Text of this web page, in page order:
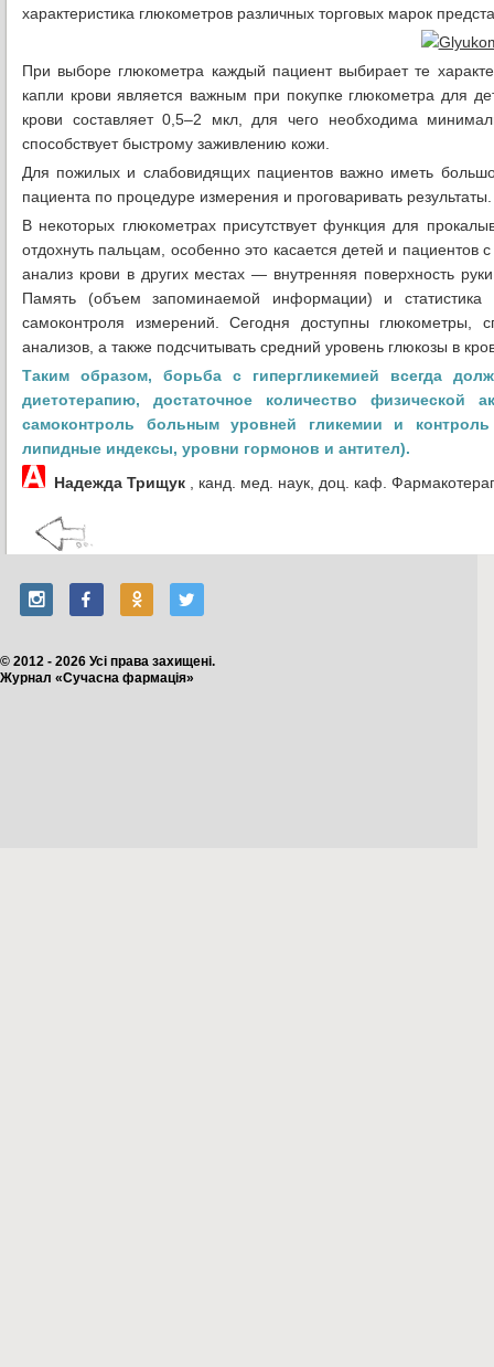
характеристика глюкометров различных торговых марок
При выборе глюкометра каждый пациент выбирает те
капли крови является важным при покупке глюкометра для
крови составляет 0,5–2 мкл, для чего необходима
способствует быстрому заживлению кожи.
Для пожилых и слабовидящих пациентов важно иметь
пациента по процедуре измерения и проговаривать результаты.
В некоторых глюкометрах присутствует функция для
отдохнуть пальцам, особенно это касается детей и
анализ крови в других местах — внутренняя поверхность
Память (объем запоминаемой информации) и
самоконтроля измерений. Сегодня доступны глюкометры,
анализов, а также подсчитывать средний уровень глюкозы в
Таким образом, борьба с гипергликемией всегда
диетотерапию, достаточное количество физической
самоконтроль больным уровней гликемии и
липидные индексы, уровни гормонов и антител).
Надежда Трищук , канд. мед. наук, доц. каф.
© 2012 - 2026 Усі права захищені.
Журнал «Сучасна фармація»